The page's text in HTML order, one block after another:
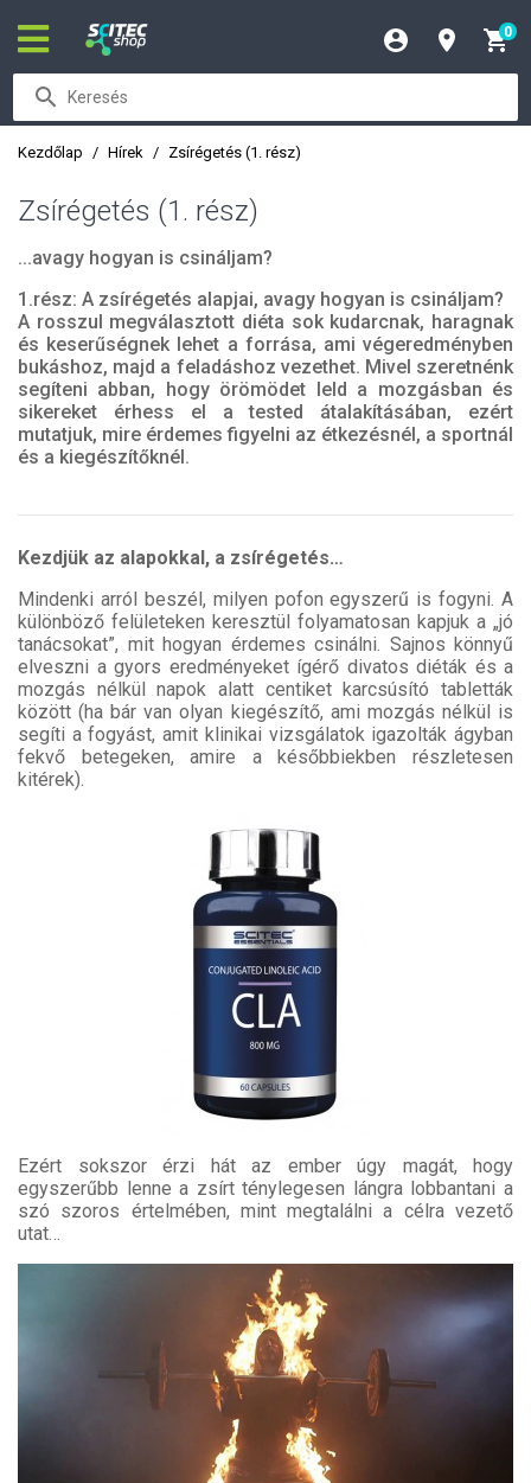
0
Kezdőlap Hírek Zsírégetés (1. rész)
Zsírégetés (1. rész)
...avagy hogyan is csináljam?
1.rész: A zsírégetés alapjai, avagy hogyan is csináljam?
A rosszul megválasztott diéta sok kudarcnak, haragnak
és keserűségnek lehet a forrása, ami végeredményben
bukáshoz, majd a feladáshoz vezethet. Mivel szeretnénk
segíteni abban, hogy örömödet leld a mozgásban és
sikereket érhess el a tested átalakításában, ezért
mutatjuk, mire érdemes figyelni az étkezésnél, a sportnál
és a kiegészítőknél.
Kezdjük az alapokkal, a zsírégetés…
Mindenki arról beszél, milyen pofon egyszerű is fogyni. A
különböző felületeken keresztül folyamatosan kapjuk a „jó
tanácsokat”, mit hogyan érdemes csinálni. Sajnos könnyű
elveszni a gyors eredményeket ígérő divatos diéták és a
mozgás nélkül napok alatt centiket karcsúsító tabletták
között (ha bár van olyan kiegészítő, ami mozgás nélkül is
segíti a fogyást, amit klinikai vizsgálatok igazolták ágyban
fekvő betegeken, amire a későbbiekben részletesen
kitérek).
Ezért sokszor érzi hát az ember úgy magát, hogy
egyszerűbb lenne a zsírt ténylegesen lángra lobbantani a
szó szoros értelmében, mint megtalálni a célra vezető
utat…